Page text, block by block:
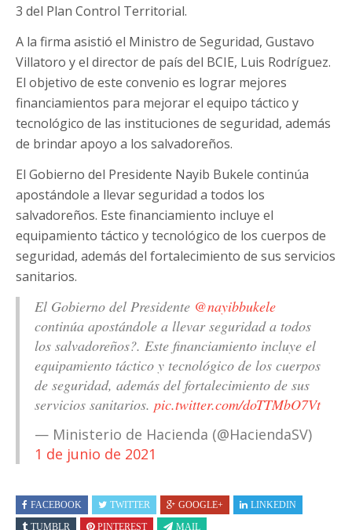
3 del Plan Control Territorial.
A la firma asistió el Ministro de Seguridad, Gustavo
Villatoro y el director de país del BCIE, Luis Rodríguez.
El objetivo de este convenio es lograr mejores
financiamientos para mejorar el equipo táctico y
tecnológico de las instituciones de seguridad, además
de brindar apoyo a los salvadoreños.
El Gobierno del Presidente Nayib Bukele continúa
apostándole a llevar seguridad a todos los
salvadoreños. Este financiamiento incluye el
equipamiento táctico y tecnológico de los cuerpos de
seguridad, además del fortalecimiento de sus servicios
sanitarios.
El Gobierno del Presidente @nayibbukele
continúa apostándole a llevar seguridad a todos
los salvadoreños?. Este financiamiento incluye el
equipamiento táctico y tecnológico de los cuerpos
de seguridad, además del fortalecimiento de sus
servicios sanitarios. pic.twitter.com/doTTMbO7Vt
— Ministerio de Hacienda (@HaciendaSV)
1 de junio de 2021
FACEBOOK TWITTER GOOGLE+
LINKEDIN
TUMBLR
PINTEREST MAIL